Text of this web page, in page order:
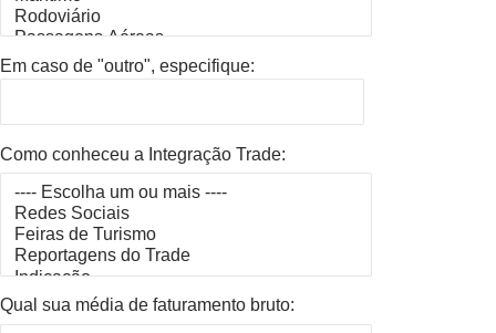
Em caso de "outro", especifique:
Como conheceu a Integração Trade:
Qual sua média de faturamento bruto: